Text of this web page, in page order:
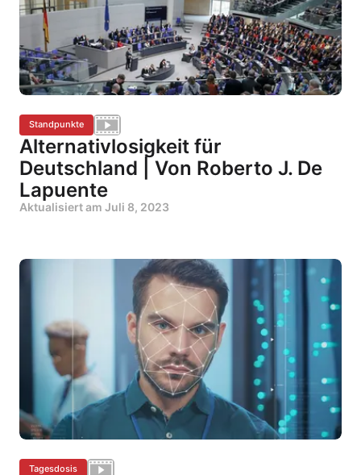
Standpunkte
Alternativlosigkeit für
Deutschland | Von Roberto J. De
Lapuente
Aktualisiert am Juli 8, 2023
Tagesdosis